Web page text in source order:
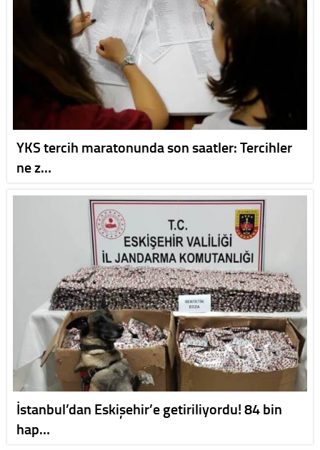
YKS tercih maratonunda son saatler: Tercihler
ne z…
İstanbul’dan Eskişehir’e getiriliyordu! 84 bin
hap…